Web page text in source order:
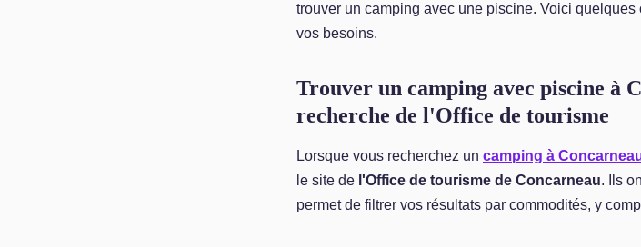
trouver un camping avec une piscine. Voici
vos besoins.
Trouver un camping avec piscine à
recherche de l'Office de tourisme
Lorsque vous recherchez un camping à
le site de l'Office de tourisme de Concarneau. Ils
permet de filtrer vos résultats par commodités, y